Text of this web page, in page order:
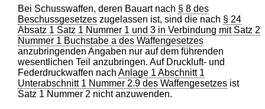
Bei Schusswaffen, deren Bauart nach § 8 des
Beschussgesetzes zugelassen ist, sind die nach § 24
Absatz 1 Satz 1 Nummer 1 und 3 in Verbindung mit Satz 2
Nummer 1 Buchstabe a des Waffengesetzes
anzubringenden Angaben nur auf dem führenden
wesentlichen Teil anzubringen. Auf Druckluft- und
Federdruckwaffen nachAnlage 1 Abschnitt 1
Unterabschnitt 1 Nummer 2.9 des Waffengesetzes ist
Satz 1 Nummer 2 nicht anzuwenden.